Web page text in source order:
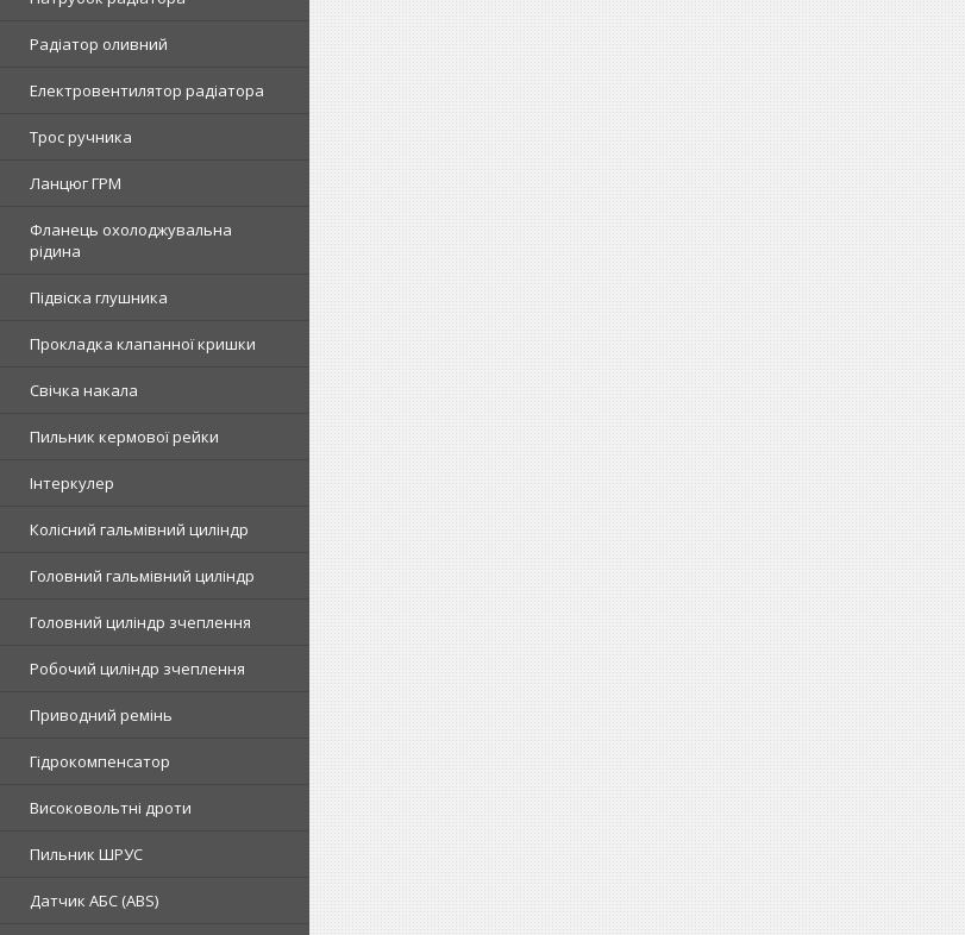
Радіатор оливний
Електровентилятор радіатора
Трос ручника
Ланцюг ГРМ
Фланець охолоджувальна
рідина
Підвіска глушника
Прокладка клапанної кришки
Свічка накала
Пильник кермової рейки
Інтеркулер
Колісний гальмівний циліндр
Головний гальмівний циліндр
Головний циліндр зчеплення
Робочий циліндр зчеплення
Приводний ремінь
Гідрокомпенсатор
Високовольтні дроти
Пильник ШРУС
Датчик АБС (ABS)